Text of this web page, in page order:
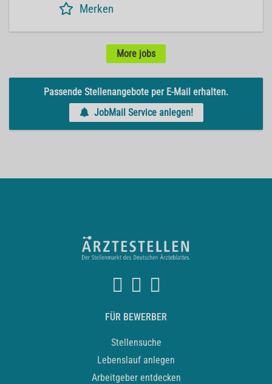
Merken
More jobs
Passende Stellenangebote per E-Mail erhalten.
JobMail Service anlegen!
FÜR BEWERBER
Stellensuche
Lebenslauf anlegen
Arbeitgeber entdecken